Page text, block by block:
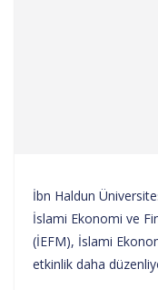
İbn Haldun
İslami Ekonomi ve
(İEFM), İslami
etkinlik daha